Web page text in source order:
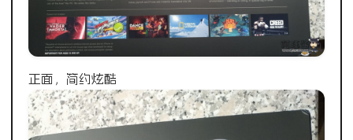
正面，简约炫酷